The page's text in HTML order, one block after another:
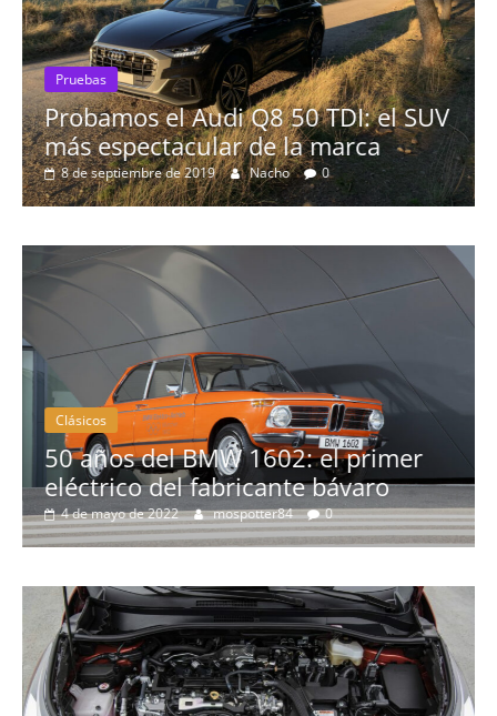
el Audi Q8 50 TDI: el SUV
de la marca
de 2019 Nacho 0
Pruebas
El Seat
16 de agosto
del BMW 1602: el primer
del fabricante bávaro
de 2022 mospotter84 0
La
3 de